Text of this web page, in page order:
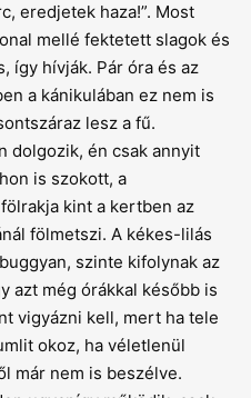
eredjetek haza!”. Most
mellé fektetett slagok és
így hívják. Pár óra és az
a kánikulában ez nem is
lesz a fű.
dolgozik, én csak annyit
is szokott, a
kint a kertben az
fölmetszi. A kékes-lilás
szinte kifolynak az
azt még órákkal később is
vigyázni kell, mert ha tele
okoz, ha véletlenül
már nem is beszélve.